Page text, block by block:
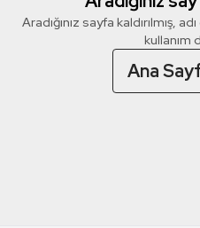
Aradığınız sayfa kaldırılmış,
kullanım
Ana